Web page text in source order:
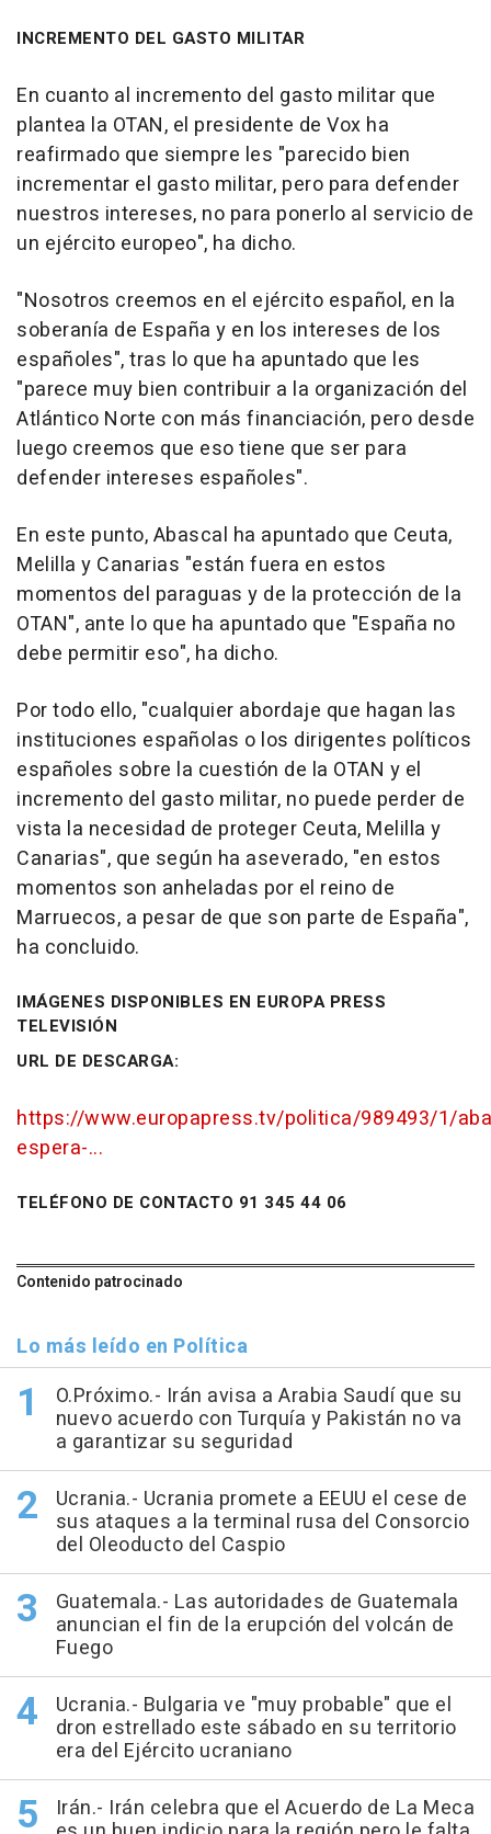
INCREMENTO DEL GASTO MILITAR
En cuanto al incremento del gasto militar que
plantea la OTAN, el presidente de Vox ha
reafirmado que siempre les "parecido bien
incrementar el gasto militar, pero para defender
nuestros intereses, no para ponerlo al servicio de
un ejército europeo", ha dicho.
"Nosotros creemos en el ejército español, en la
soberanía de España y en los intereses de los
españoles", tras lo que ha apuntado que les
"parece muy bien contribuir a la organización del
Atlántico Norte con más financiación, pero desde
luego creemos que eso tiene que ser para
defender intereses españoles".
En este punto, Abascal ha apuntado que Ceuta,
Melilla y Canarias "están fuera en estos
momentos del paraguas y de la protección de la
OTAN", ante lo que ha apuntado que "España no
debe permitir eso", ha dicho.
Por todo ello, "cualquier abordaje que hagan las
instituciones españolas o los dirigentes políticos
españoles sobre la cuestión de la OTAN y el
incremento del gasto militar, no puede perder de
vista la necesidad de proteger Ceuta, Melilla y
Canarias", que según ha aseverado, "en estos
momentos son anheladas por el reino de
Marruecos, a pesar de que son parte de España",
ha concluido.
IMÁGENES DISPONIBLES EN EUROPA PRESS
TELEVISIÓN
URL DE DESCARGA:
https://www.europapress.tv/politica/989493/1/
espera-...
TELÉFONO DE CONTACTO 91 345 44 06
Contenido patrocinado
Lo más leído en Política
O.Próximo.- Irán avisa a Arabia Saudí que su
nuevo acuerdo con Turquía y Pakistán no va
a garantizar su seguridad
Ucrania.- Ucrania promete a EEUU el cese de
sus ataques a la terminal rusa del Consorcio
del Oleoducto del Caspio
Guatemala.- Las autoridades de Guatemala
anuncian el fin de la erupción del volcán de
Fuego
Ucrania.- Bulgaria ve "muy probable" que el
dron estrellado este sábado en su territorio
era del Ejército ucraniano
Irán.- Irán celebra que el Acuerdo de La Meca